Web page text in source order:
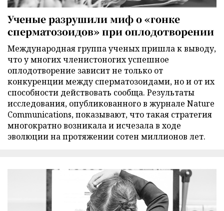
Ученые разрушили миф о «гонке
сперматозоидов» при оплодотворении
Международная группа ученых пришла к выводу,
что у многих членистоногих успешное
оплодотворение зависит не только от
конкуренции между сперматозоидами, но и от их
способности действовать сообща. Результаты
исследования, опубликованного в журнале Nature
Communications, показывают, что такая стратегия
многократно возникала и исчезала в ходе
эволюции на протяжении сотен миллионов лет.